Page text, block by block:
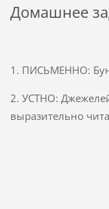
Домашнее
1. ПИСЬМЕННО:
2. УСТНО:
выразительно